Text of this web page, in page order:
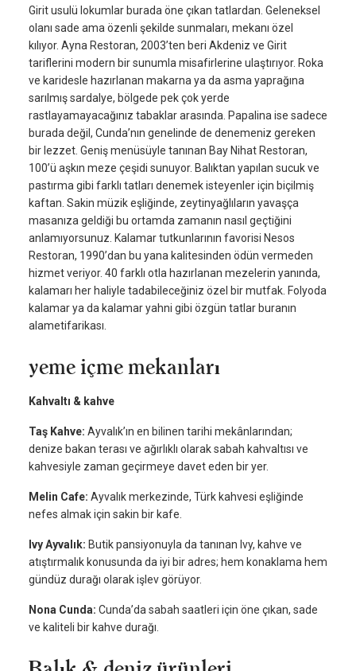
Girit usulü lokumlar burada öne çıkan tatlardan. Geleneksel
olanı sade ama özenli şekilde sunmaları, mekanı özel
kılıyor. Ayna Restoran, 2003’ten beri Akdeniz ve Girit
tariflerini modern bir sunumla misafirlerine ulaştırıyor. Roka
ve karidesle hazırlanan makarna ya da asma yaprağına
sarılmış sardalye, bölgede pek çok yerde
rastlayamayacağınız tabaklar arasında. Papalina ise sadece
burada değil, Cunda’nın genelinde de denemeniz gereken
bir lezzet. Geniş menüsüyle tanınan Bay Nihat Restoran,
100’ü aşkın meze çeşidi sunuyor. Balıktan yapılan sucuk ve
pastırma gibi farklı tatları denemek isteyenler için biçilmiş
kaftan. Sakin müzik eşliğinde, zeytinyağlıların yavaşça
masanıza geldiği bu ortamda zamanın nasıl geçtiğini
anlamıyorsunuz. Kalamar tutkunlarının favorisi Nesos
Restoran, 1990’dan bu yana kalitesinden ödün vermeden
hizmet veriyor. 40 farklı otla hazırlanan mezelerin yanında,
kalamarı her haliyle tadabileceğiniz özel bir mutfak. Folyoda
kalamar ya da kalamar yahni gibi özgün tatlar buranın
alametifarikası.
yeme içme mekanları
Kahvaltı & kahve
Taş Kahve: Ayvalık’ın en bilinen tarihi mekânlarından;
denize bakan terası ve ağırlıklı olarak sabah kahvaltısı ve
kahvesiyle zaman geçirmeye davet eden bir yer.
Melin Cafe: Ayvalık merkezinde, Türk kahvesi eşliğinde
nefes almak için sakin bir kafe.
Ivy Ayvalık: Butik pansiyonuyla da tanınan Ivy, kahve ve
atıştırmalık konusunda da iyi bir adres; hem konaklama hem
gündüz durağı olarak işlev görüyor.
Nona Cunda: Cunda’da sabah saatleri için öne çıkan, sade
ve kaliteli bir kahve durağı.